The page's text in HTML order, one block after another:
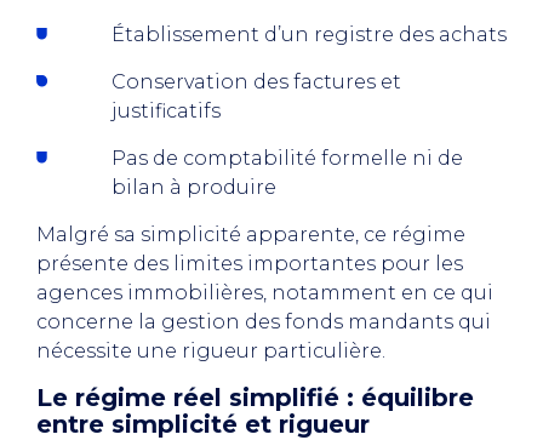
Établissement d’un registre des achats
Conservation des factures et
justificatifs
Pas de comptabilité formelle ni de
bilan à produire
Malgré sa simplicité apparente, ce régime
présente des limites importantes pour les
agences immobilières, notamment en ce qui
concerne la gestion des fonds mandants qui
nécessite une rigueur particulière.
Le régime réel simplifié : équilibre
entre simplicité et rigueur